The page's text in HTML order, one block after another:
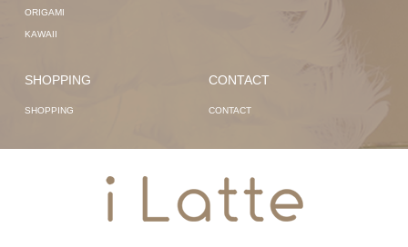
ORIGAMI
KAWAII
SHOPPING
SHOPPING
CONTACT
CONTACT